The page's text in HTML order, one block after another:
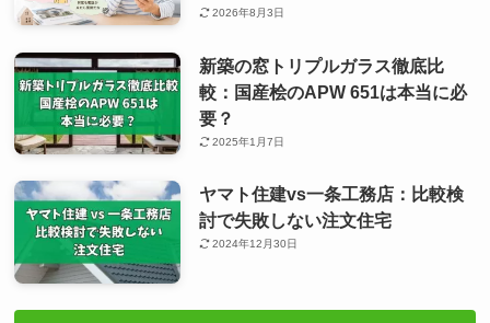
2026年8月3日
新築の窓トリプルガラス徹底比
較：国産桧のAPW 651は本当に必
要？
2025年1月7日
ヤマト住建vs一条工務店：比較検
討で失敗しない注文住宅
2024年12月30日